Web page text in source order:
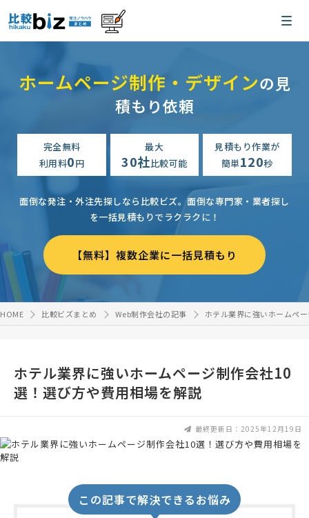
ホームページ制作・デザインの見
積もり依頼
完全無料
利用料0円
最大
30社比較可能
見積もり作業が
簡単120秒
面倒な発注・外注先探しなら比較ビズ。面倒な専門家・業者探し
を一括見積もりでラクラクに！
【無料】複数企業に一括見積もり
HOME 比較ビズまとめ Web制作会社の記事 ホテル業界に強いホームペ
ホテル業界に強いホームページ制作会社10
選！選び方や費用相場を解説
最終更新日：2025年12月19日
この記事で解決できるお悩み